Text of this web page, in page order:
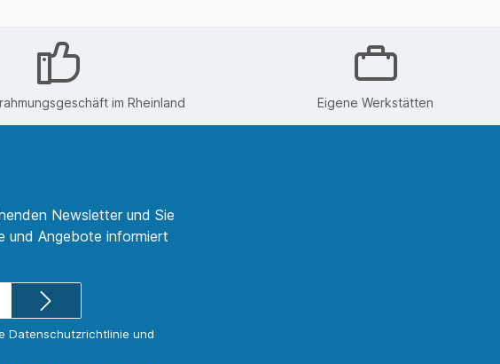
im Rheinland Eigene Werkstätten
Newsletter und Sie
und Angebote informiert
Datenschutzrichtlinie und